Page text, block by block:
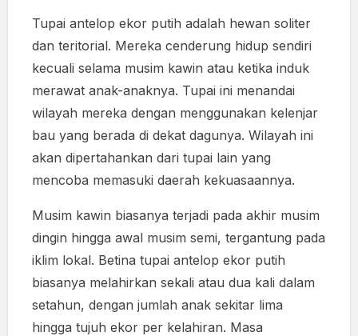
Tupai antelop ekor putih adalah hewan soliter
dan teritorial. Mereka cenderung hidup sendiri
kecuali selama musim kawin atau ketika induk
merawat anak-anaknya. Tupai ini menandai
wilayah mereka dengan menggunakan kelenjar
bau yang berada di dekat dagunya. Wilayah ini
akan dipertahankan dari tupai lain yang
mencoba memasuki daerah kekuasaannya.
Musim kawin biasanya terjadi pada akhir musim
dingin hingga awal musim semi, tergantung pada
iklim lokal. Betina tupai antelop ekor putih
biasanya melahirkan sekali atau dua kali dalam
setahun, dengan jumlah anak sekitar lima
hingga tujuh ekor per kelahiran. Masa